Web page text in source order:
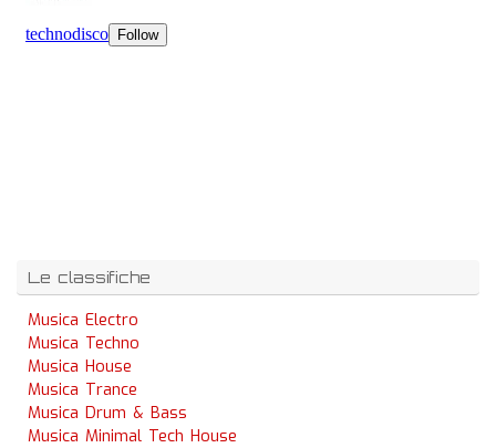
Le classifiche
Musica Electro
Musica Techno
Musica House
Musica Trance
Musica Drum & Bass
Musica Minimal Tech House